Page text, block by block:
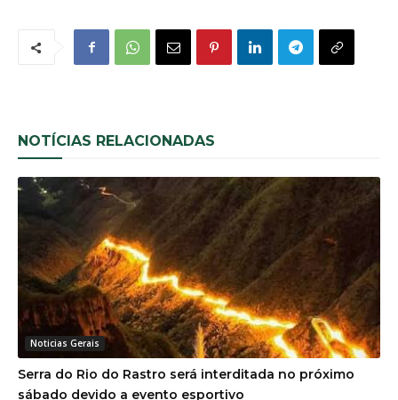
NOTÍCIAS RELACIONADAS
Noticias Gerais
Serra do Rio do Rastro será interditada no próximo
sábado devido a evento esportivo